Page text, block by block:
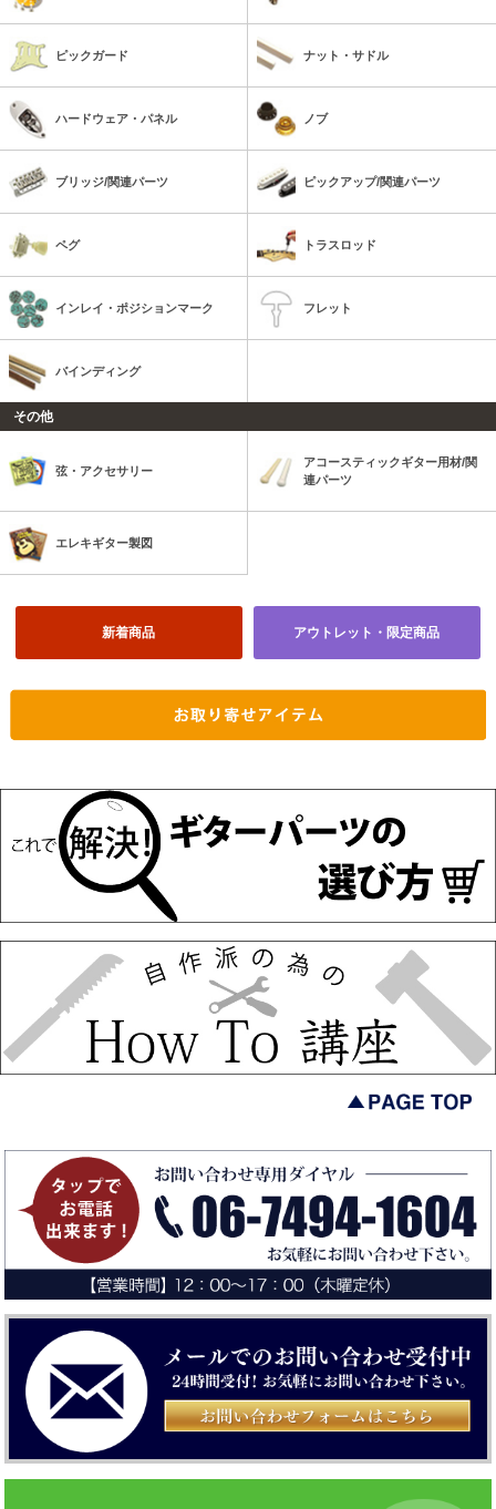
ピックガード ナット・サドル
ハードウェア・パネル ノブ
ブリッジ/関連パーツ ピックアップ/関連パーツ
ペグ トラスロッド
インレイ・ポジションマーク フレット
バインディング
その他
弦・アクセサリー
アコースティックギター用材/関
連パーツ
エレキギター製図
新着商品 アウトレット・限定商品